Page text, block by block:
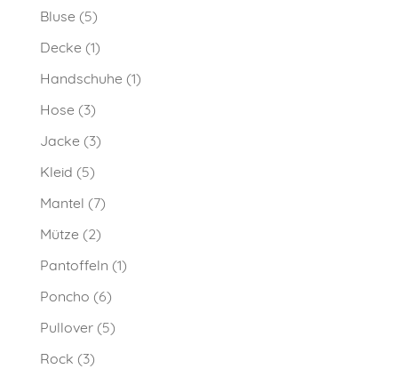
Bluse (5)
Decke (1)
Handschuhe (1)
Hose (3)
Jacke (3)
Kleid (5)
Mantel (7)
Mütze (2)
Pantoffeln (1)
Poncho (6)
Pullover (5)
Rock (3)